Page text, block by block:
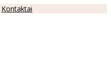
Kontaktai